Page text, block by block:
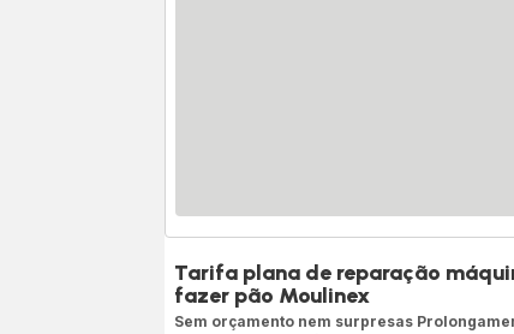
Tarifa plana de reparação
fazer pão Moulinex
Sem orçamento nem surpresas